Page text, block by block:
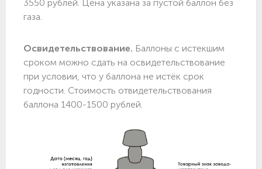
3550 рублей. Цена указана за пустой баллон без
газа.
Освидетельствование. Баллоны с истекшим
сроком можно сдать на освидетельствование
при условии, что у баллона не истёк срок
годности. Стоимость отвидетельствования
баллона 1400-1500 рублей.